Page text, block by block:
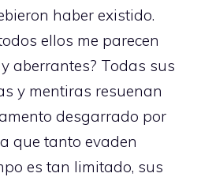
haber existido.
ellos me parecen
aberrantes? Todas sus
y mentiras resuenan
desgarrado por
que tanto evaden
es tan limitado, sus